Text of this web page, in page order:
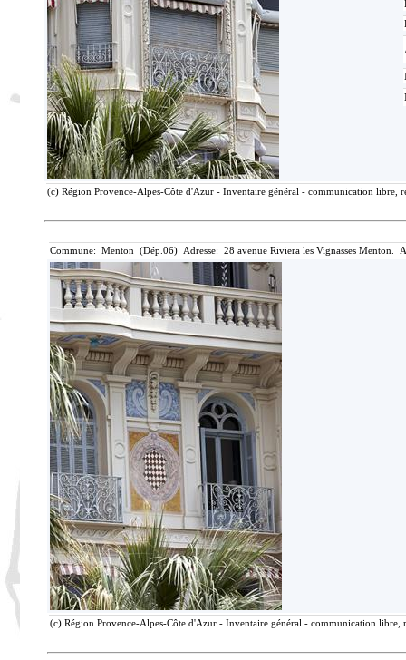
(c) Région Provence-Alpes-Côte d'Azur - Inventaire général - communication libre,
Commune: Menton (Dép.06) Adresse: 28 avenue Riviera les Vignasses Menton.
(c) Région Provence-Alpes-Côte d'Azur - Inventaire général - communication libre,